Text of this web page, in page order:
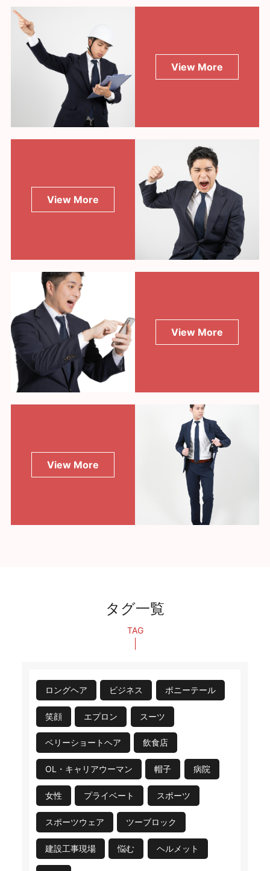
View More
View More
View More
View More
タグ一覧
TAG
ロングヘア ビジネス ポニーテール
笑顔 エプロン スーツ
ベリーショートヘア 飲食店
OL・キャリアウーマン 帽子 病院
女性 プライベート スポーツ
スポーツウェア ツーブロック
建設工事現場 悩む ヘルメット